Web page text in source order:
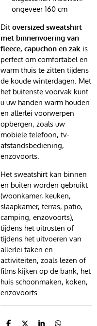
ongeveer 160 cm
Dit oversized sweatshirt
met binnenvoering van
fleece, capuchon en zak is
perfect om comfortabel en
warm thuis te zitten tijdens
de koude winterdagen. Met
het buitenste voorvak kunt
u uw handen warm houden
en allerlei voorwerpen
opbergen, zoals uw
mobiele telefoon, tv-
afstandsbediening,
enzovoorts.
Het sweatshirt kan binnen
en buiten worden gebruikt
(woonkamer, keuken,
slaapkamer, terras, patio,
camping, enzovoorts),
tijdens het uitrusten of
tijdens het uitvoeren van
allerlei taken en
activiteiten, zoals lezen of
films kijken op de bank, het
huis schoonmaken, koken,
enzovoorts.